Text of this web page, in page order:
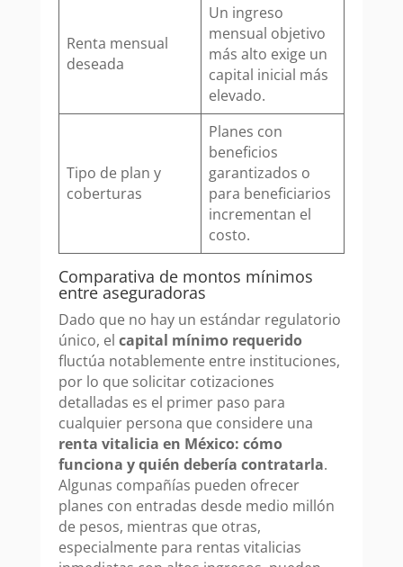
Renta mensual
deseada
Un ingreso
mensual objetivo
más alto exige un
capital inicial más
elevado.
Tipo de plan y
coberturas
Planes con
beneficios
garantizados o
para beneficiarios
incrementan el
costo.
Comparativa de montos mínimos
entre aseguradoras
Dado que no hay un estándar regulatorio
único, el capital mínimo requerido
fluctúa notablemente entre instituciones,
por lo que solicitar cotizaciones
detalladas es el primer paso para
cualquier persona que considere una
renta vitalicia en México: cómo
funciona y quién debería contratarla.
Algunas compañías pueden ofrecer
planes con entradas desde medio millón
de pesos, mientras que otras,
especialmente para rentas vitalicias